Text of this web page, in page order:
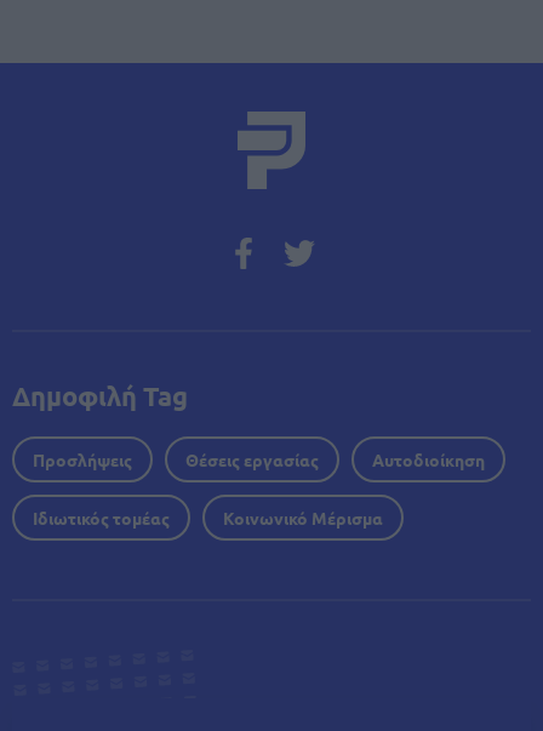
Δημοφιλή Tag
Προσλήψεις Θέσεις εργασίας Αυτοδιοίκηση
Ιδιωτικός τομέας Κοινωνικό Μέρισμα